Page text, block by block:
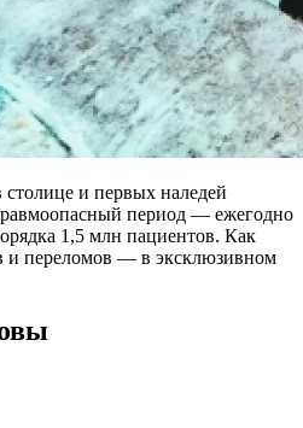
столице и первых наледей
период — ежегодно
1,5 млн пациентов. Как
и переломов — в эксклюзивном